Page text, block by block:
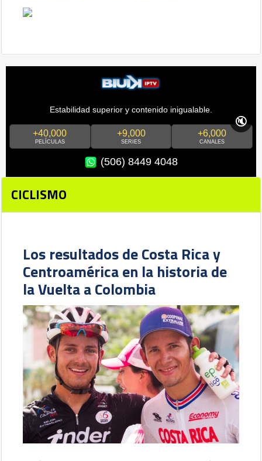
Estabilidad superior y contenido inigualable.
+40,000
PELÍCULAS
+9,000
SERIES
+6,000
CANALES
(506) 8449 4048
🔇
CICLISMO
Los resultados de Costa Rica y
Centroamérica en la historia de
la Vuelta a Colombia